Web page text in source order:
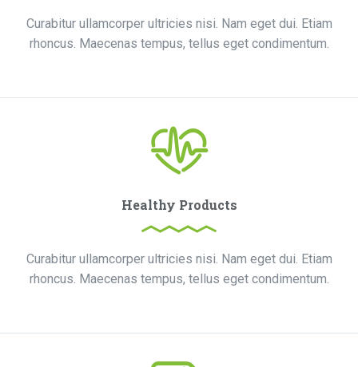
Curabitur ullamcorper ultricies nisi. Nam eget dui. Etiam
rhoncus. Maecenas tempus, tellus eget condimentum.
Healthy Products
Curabitur ullamcorper ultricies nisi. Nam eget dui. Etiam
rhoncus. Maecenas tempus, tellus eget condimentum.